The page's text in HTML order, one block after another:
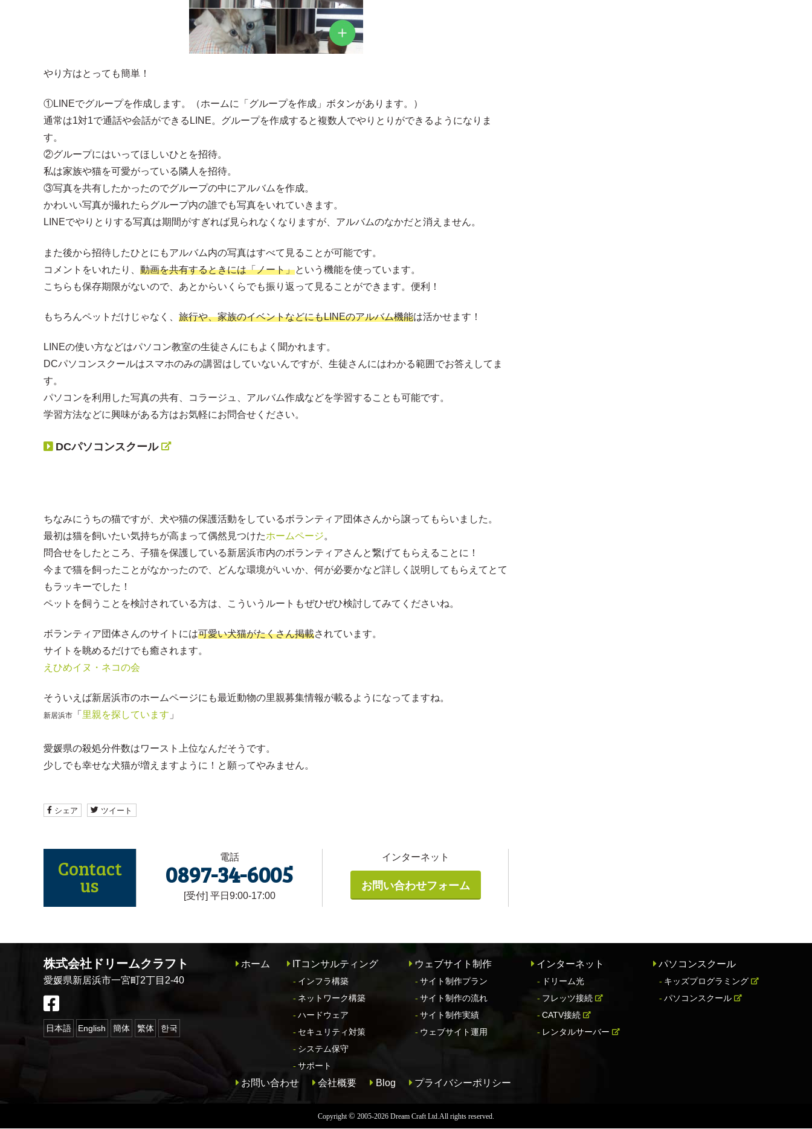
やり方はとっても簡単！
①LINEでグループを作成します。（ホームに「グループを作成」ボタンがあります。）
通常は1対1で通話や会話ができるLINE。グループを作成すると複数人でやりとりができるようになりま
す。
②グループにはいってほしいひとを招待。
私は家族や猫を可愛がっている隣人を招待。
③写真を共有したかったのでグループの中にアルバムを作成。
かわいい写真が撮れたらグループ内の誰でも写真をいれていきます。
LINEでやりとりする写真は期間がすぎれば見られなくなりますが、アルバムのなかだと消えません。
また後から招待したひとにもアルバム内の写真はすべて見ることが可能です。
コメントをいれたり、 動画を共有するときには「ノート」という機能を使っています。
こちらも保存期限がないので、あとからいくらでも振り返って見ることができます。便利！
もちろんペットだけじゃなく、 旅行や、家族のイベントなどにもLINEのアルバム機能は活かせます！
LINEの使い方などはパソコン教室の生徒さんにもよく聞かれます。
DCパソコンスクールはスマホのみの講習はしていないんですが、生徒さんにはわかる範囲でお答えしてま
す。
パソコンを利用した写真の共有、コラージュ、アルバム作成などを学習することも可能です。
学習方法などに興味がある方はお気軽にお問合せください。
DCパソコンスクール
ちなみにうちの猫ですが、犬や猫の保護活動をしているボランティア団体さんから譲ってもらいました。
最初は猫を飼いたい気持ちが高まって偶然見つけたホームページ。
問合せをしたところ、子猫を保護している新居浜市内のボランティアさんと繋げてもらえることに！
今まで猫を飼ったことがなかったので、どんな環境がいいか、何が必要かなど詳しく説明してもらえてとて
もラッキーでした！
ペットを飼うことを検討されている方は、こういうルートもぜひぜひ検討してみてくださいね。
ボランティア団体さんのサイトには可愛い犬猫がたくさん掲載されています。
サイトを眺めるだけでも癒されます。
えひめイヌ・ネコの会
そういえば新居浜市のホームページにも最近動物の里親募集情報が載るようになってますね。
新居浜市 「 里親を探しています 」
愛媛県の殺処分件数はワースト上位なんだそうです。
少しでも幸せな犬猫が増えますように！と願ってやみません。
シェア ツイート
Contact
us
電話
0897-34-6005
[受付] 平日9:00-17:00
インターネット
お問い合わせフォーム
ホーム ITコンサルティング
インフラ構築
ネットワーク構築
ハードウェア
セキュリティ対策
システム保守
サポート
ウェブサイト制作
サイト制作プラン
サイト制作の流れ
サイト制作実績
ウェブサイト運用
インターネット
ドリーム光
フレッツ接続
CATV接続
レンタルサーバー
パソコンスクール
キッズプログラミング
パソコンスクール
お問い合わせ 会社概要 Blog プライバシーポリシー
株式会社ドリームクラフト
愛媛県新居浜市一宮町2丁目2-40
日本語 English 簡体 繁体 한국
Copyright© 2005-2026 Dream Craft Ltd.All rights reserved.